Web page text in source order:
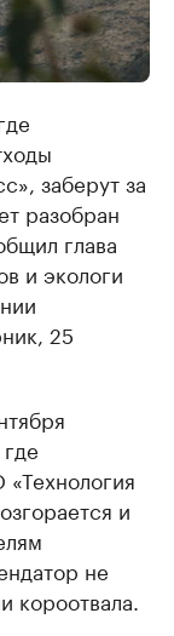
заберут за
разобран
глава
и экологи
25
и
не
короотвала.